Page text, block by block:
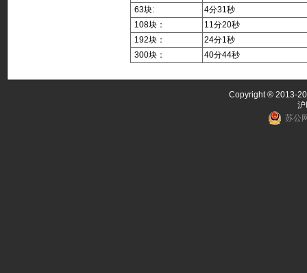
63块:
4分31秒
108块：
11分20秒
192块：
24分1秒
300块：
40分44秒
Copyright ® 2013-
苏公